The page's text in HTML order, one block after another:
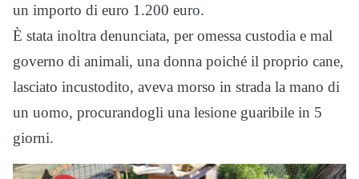
un importo di euro 1.200 euro.
È stata inoltra denunciata, per omessa custodia e mal
governo di animali, una donna poiché il proprio cane,
lasciato incustodito, aveva morso in strada la mano di
un uomo, procurandogli una lesione guaribile in 5
giorni.